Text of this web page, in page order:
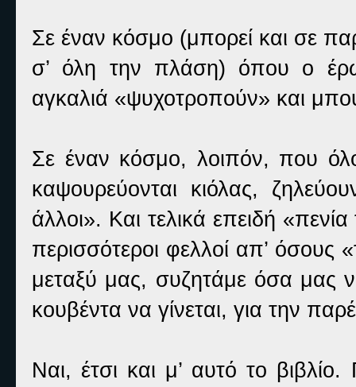
Σε έναν κόσμο (μπορεί και σε
σ’ όλη την πλάση) όπου ο
αγκαλιά «ψυχοτροπούν» και
Σε έναν κόσμο, λοιπόν, που
καψουρεύονται κιόλας,
άλλοι». Και τελικά επειδή
περισσότεροι φελλοί απ’
μεταξύ μας, συζητάμε όσα μας
κουβέντα να γίνεται, για την
Ναι, έτσι και μ’ αυτό το